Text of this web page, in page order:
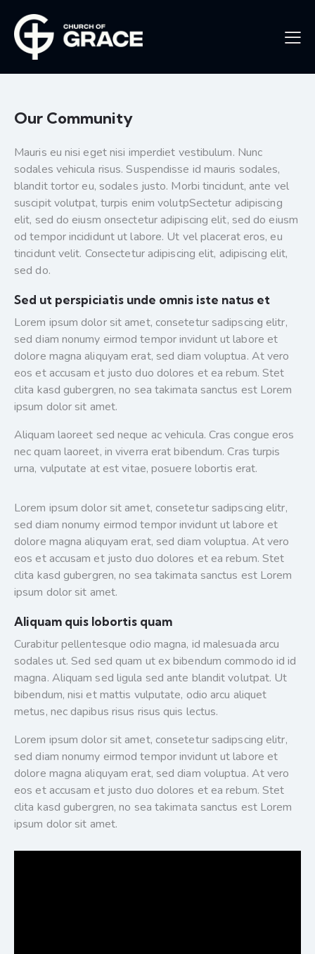
Our Community
Mauris eu nisi eget nisi imperdiet vestibulum. Nunc
sodales vehicula risus. Suspendisse id mauris sodales,
blandit tortor eu, sodales justo. Morbi tincidunt, ante vel
suscipit volutpat, turpis enim volutpSectetur adipiscing
elit, sed do eiusm onsectetur adipiscing elit, sed do eiusm
od tempor incididunt ut labore. Ut vel placerat eros, eu
tincidunt velit. Consectetur adipiscing elit, adipiscing elit,
sed do.
Sed ut perspiciatis unde omnis iste natus et
Lorem ipsum dolor sit amet, consetetur sadipscing elitr,
sed diam nonumy eirmod tempor invidunt ut labore et
dolore magna aliquyam erat, sed diam voluptua. At vero
eos et accusam et justo duo dolores et ea rebum. Stet
clita kasd gubergren, no sea takimata sanctus est Lorem
ipsum dolor sit amet.
Aliquam laoreet sed neque ac vehicula. Cras congue eros
nec quam laoreet, in viverra erat bibendum. Cras turpis
urna, vulputate at est vitae, posuere lobortis erat.
Lorem ipsum dolor sit amet, consetetur sadipscing elitr,
sed diam nonumy eirmod tempor invidunt ut labore et
dolore magna aliquyam erat, sed diam voluptua. At vero
eos et accusam et justo duo dolores et ea rebum. Stet
clita kasd gubergren, no sea takimata sanctus est Lorem
ipsum dolor sit amet.
Aliquam quis lobortis quam
Curabitur pellentesque odio magna, id malesuada arcu
sodales ut. Sed sed quam ut ex bibendum commodo id id
magna. Aliquam sed ligula sed ante blandit volutpat. Ut
bibendum, nisi et mattis vulputate, odio arcu aliquet
metus, nec dapibus risus risus quis lectus.
Lorem ipsum dolor sit amet, consetetur sadipscing elitr,
sed diam nonumy eirmod tempor invidunt ut labore et
dolore magna aliquyam erat, sed diam voluptua. At vero
eos et accusam et justo duo dolores et ea rebum. Stet
clita kasd gubergren, no sea takimata sanctus est Lorem
ipsum dolor sit amet.